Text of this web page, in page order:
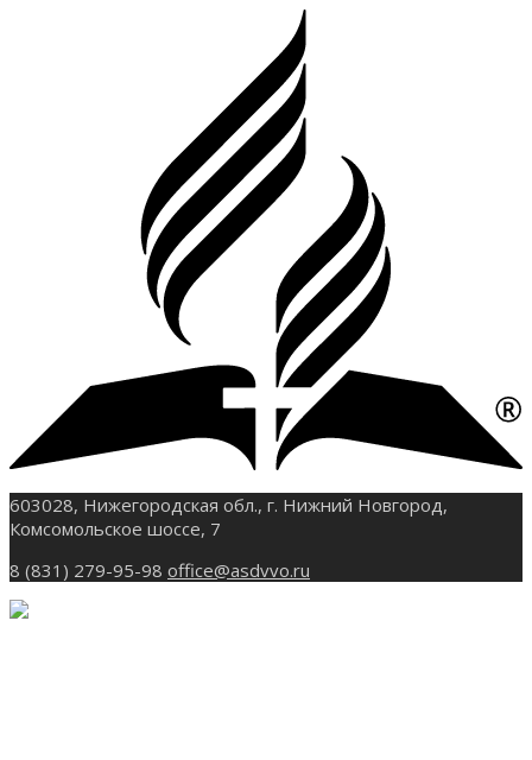
603028, Нижегородская обл., г. Нижний Новгород,
Комсомольское шоссе, 7
8 (831) 279-95-98 office@asdvvo.ru